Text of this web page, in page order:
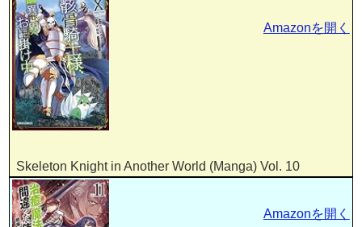
Skeleton Knight in Another World (Manga) Vol. 10
Amazonを開く
Amazonを開く